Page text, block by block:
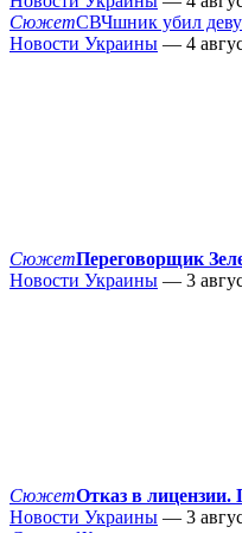
СюжетСВЧшник убил
Новости Украины — 4
СюжетПереговорщик
Новости Украины — 3
СюжетОтказ в лицензии.
Новости Украины — 3